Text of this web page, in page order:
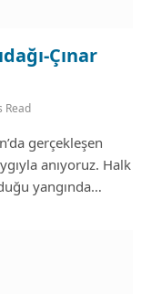
Çınar
Read
gerçekleşen
anıyoruz. Halk
yangında…